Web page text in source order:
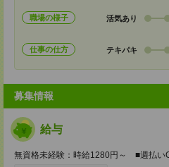
職場の様子 活気あり
仕事の仕方 テキパキ
募集情報
給与
無資格未経験：時給1280円～ ■週払